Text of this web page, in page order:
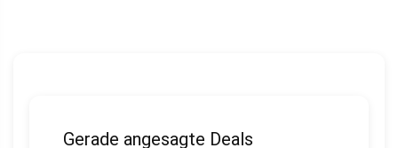
Gerade angesagte Deals